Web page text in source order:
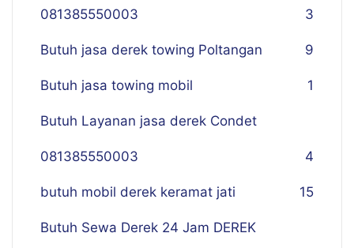
081385550003 3
Butuh jasa derek towing Poltangan 9
Butuh jasa towing mobil 1
Butuh Layanan jasa derek Condet
081385550003 4
butuh mobil derek keramat jati 15
Butuh Sewa Derek 24 Jam DEREK